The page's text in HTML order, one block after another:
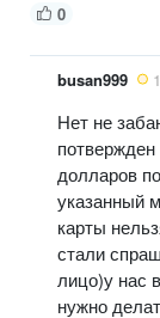
0
busan999
Нет не
долларов
указанный
карты
стали
лицо)у нас
нужно